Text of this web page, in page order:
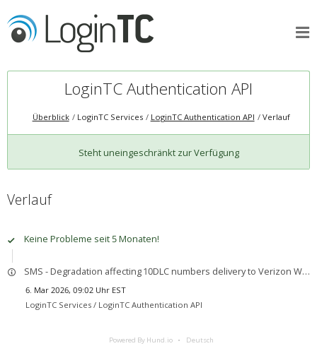
LoginTC Authentication API
Überblick LoginTC Services LoginTC Authentication API Verlauf
Steht uneingeschränkt zur Verfügung
Verlauf
Keine Probleme seit 5 Monaten!
SMS - Degradation affecting 10DLC numbers delivery to Verizon Wireless USA
6. Mar 2026, 09:02 Uhr EST
LoginTC Services / LoginTC Authentication API
Powered By Hund.io Deutsch